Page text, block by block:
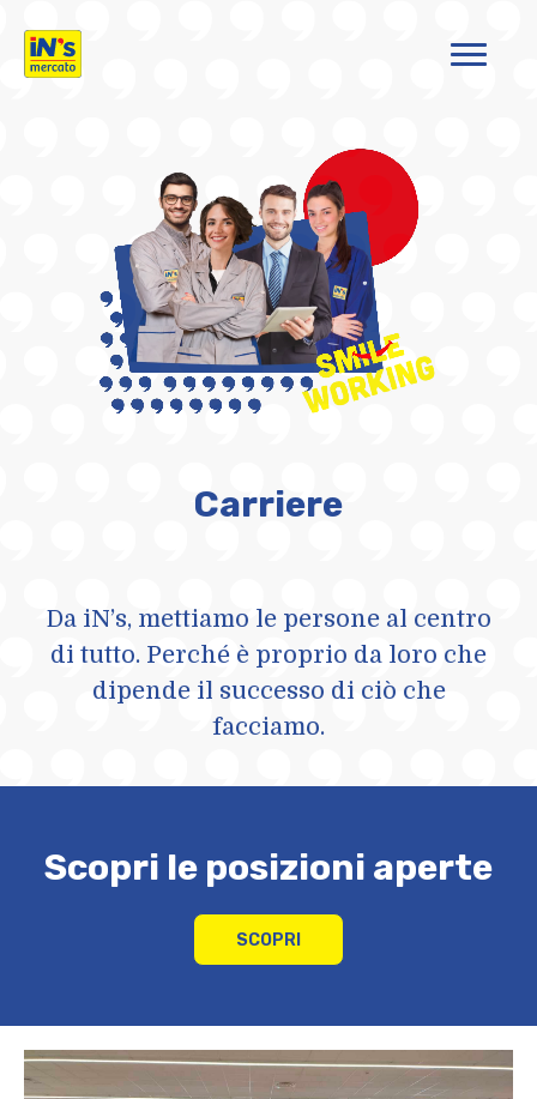
iN's Mercato
Carriere
Da iN’s, mettiamo le persone al centro
di tutto. Perché è proprio da loro che
dipende il successo di ciò che
facciamo.
Scopri le posizioni aperte
SCOPRI